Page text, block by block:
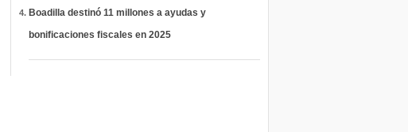
Boadilla destinó 11 millones a ayudas y
bonificaciones fiscales en 2025